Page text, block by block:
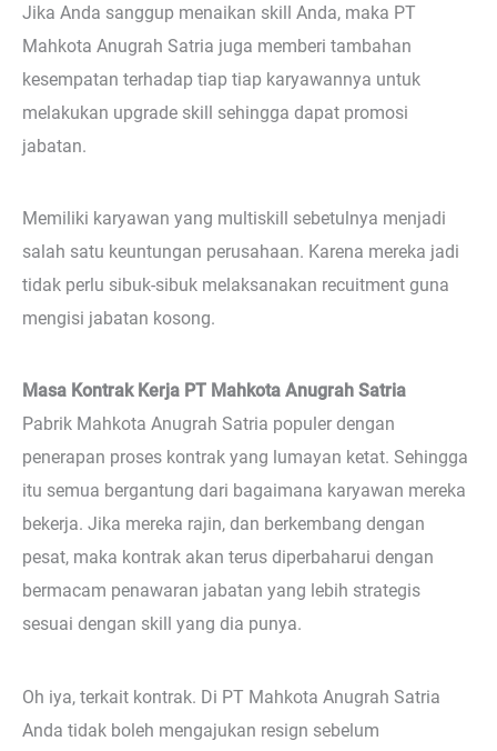
Jika Anda sanggup menaikan skill Anda, maka PT
Mahkota Anugrah Satria juga memberi tambahan
kesempatan terhadap tiap tiap karyawannya untuk
melakukan upgrade skill sehingga dapat promosi
jabatan.
Memiliki karyawan yang multiskill sebetulnya menjadi
salah satu keuntungan perusahaan. Karena mereka jadi
tidak perlu sibuk-sibuk melaksanakan recuitment guna
mengisi jabatan kosong.
Masa Kontrak Kerja PT Mahkota Anugrah Satria
Pabrik Mahkota Anugrah Satria populer dengan
penerapan proses kontrak yang lumayan ketat. Sehingga
itu semua bergantung dari bagaimana karyawan mereka
bekerja. Jika mereka rajin, dan berkembang dengan
pesat, maka kontrak akan terus diperbaharui dengan
bermacam penawaran jabatan yang lebih strategis
sesuai dengan skill yang dia punya.
Oh iya, terkait kontrak. Di PT Mahkota Anugrah Satria
Anda tidak boleh mengajukan resign sebelum